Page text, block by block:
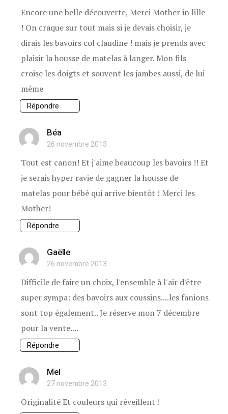
Encore une belle découverte, Merci Mother in lille
! On craque sur tout mais si je devais choisir, je
dirais les bavoirs col claudine ! mais je prends avec
plaisir la housse de matelas à langer. Mon fils
croise les doigts et souvent les jambes aussi, de lui
même
Répondre
Béa
26 novembre 2013
Tout est canon! Et j'aime beaucoup les bavoirs !! Et
je serais hyper ravie de gagner la housse de
matelas pour bébé qui arrive bientôt ! Merci les
Mother!
Répondre
Gaëlle
26 novembre 2013
Difficile de faire un choix, l'ensemble à l'air d'être
super sympa: des bavoirs aux coussins....les fanions
sont top également.. Je réserve mon 7 décembre
pour la vente....
Répondre
Mel
27 novembre 2013
Originalité Et couleurs qui réveillent !